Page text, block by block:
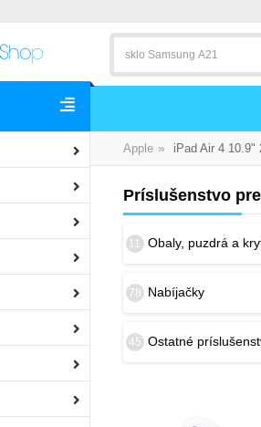
Apple » iPad Air 4 10.9"
Príslušenstvo
11 Obaly, puzdrá a
78 Nabíjačky
45 Ostatné